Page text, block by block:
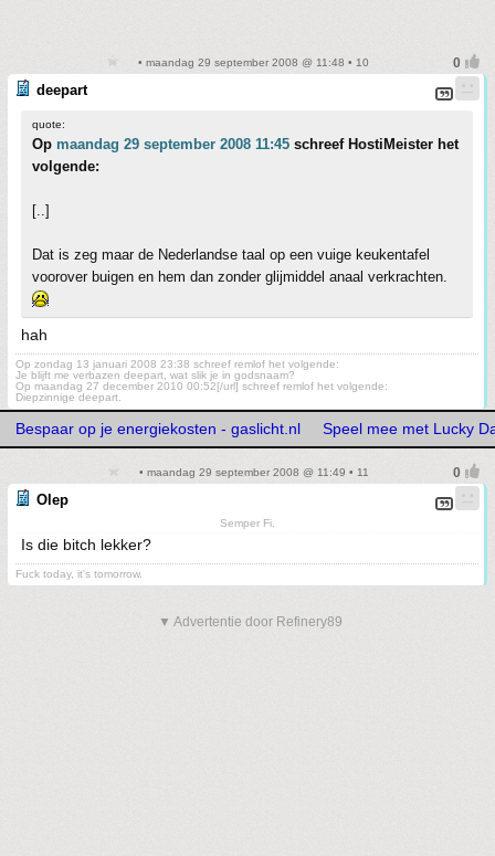
• maandag 29 september 2008 @ 11:48 • 10
deepart
quote:
Op maandag 29 september 2008 11:45 schreef HostiMeister het
volgende:
[..]
Dat is zeg maar de Nederlandse taal op een vuige keukentafel
voorover buigen en hem dan zonder glijmiddel anaal verkrachten.
hah
Op zondag 13 januari 2008 23:38 schreef remlof het volgende:
Je blijft me verbazen deepart, wat slik je in godsnaam?
Op maandag 27 december 2010 00:52[/url] schreef remlof het volgende:
Diepzinnige deepart.
Bespaar op je energiekosten - gaslicht.nl Speel mee met Lucky
• maandag 29 september 2008 @ 11:49 • 11
Olep
Semper Fi.
Is die bitch lekker?
Fuck today, it's tomorrow.
▼ Advertentie door Refinery89